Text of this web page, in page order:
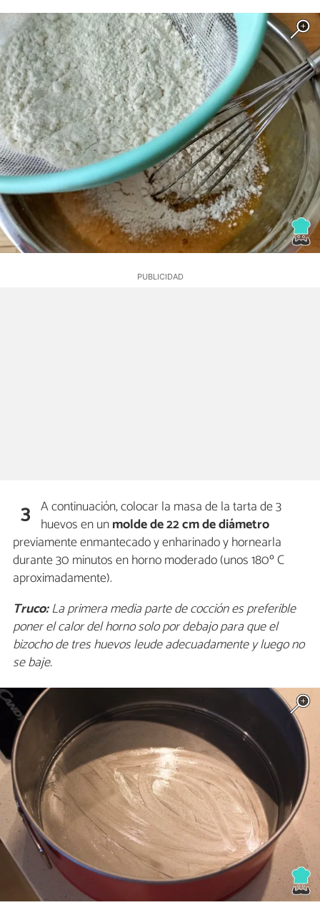
3 A continuación, colocar la masa de la tarta de 3
huevos en unmolde de 22 cm de diámetro
previamente enmantecado y enharinado y hornearla
durante 30 minutos en horno moderado (unos 180º C
aproximadamente).
Truco:La primera media parte de cocción es preferible
poner el calor del horno solo por debajo para que el
bizocho de tres huevos leude adecuadamente y luego no
se baje.